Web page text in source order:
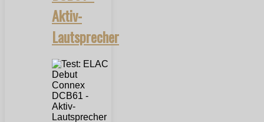
Aktiv-
Lautsprecher